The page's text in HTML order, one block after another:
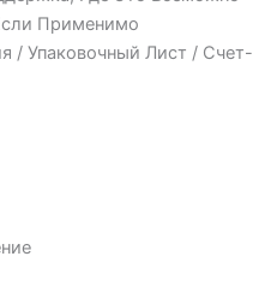
Применимо
/ Упаковочный Лист / Счет-